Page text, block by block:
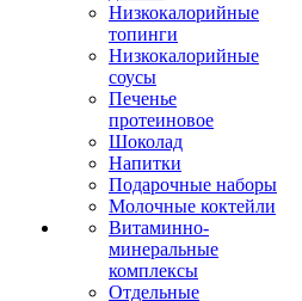
Низкокалорийные
топинги
Низкокалорийные
соусы
Печенье
протеиновое
Шоколад
Напитки
Подарочные наборы
Молочные коктейли
Витаминно-
минеральные
комплексы
Отдельные